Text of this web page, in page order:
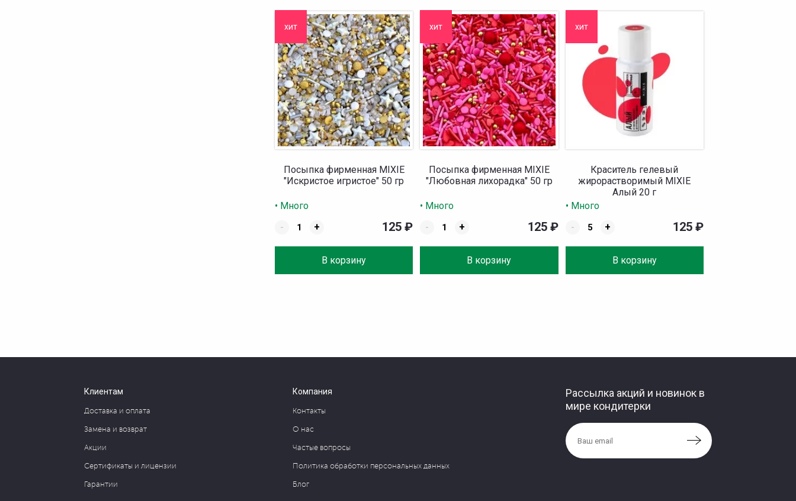
хит
Посыпка фирменная MIXIE
"Искристое игристое" 50 гр
• Много
-
+
В корзину
125₽
хит
Посыпка фирменная MIXIE
"Любовная лихорадка" 50 гр
• Много
-
+
В корзину
125 ₽
хит
Краситель гелевый
жирорастворимый MIXIE
Алый 20 г
• Много
-
+
В корзину
125 ₽
Клиентам
Доставка и оплата
Замена и возврат
Акции
Сертификаты и лицензии
Гарантии
Компания
Контакты
О нас
Частые вопросы
Политика обработки персональных данных
Блог
Рассылка акций и новинок в
мире кондитерки